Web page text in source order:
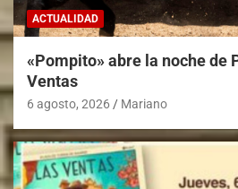
ACTUALIDAD
«Pompito» abre la noche de
Ventas
6 agosto, 2026 Mariano